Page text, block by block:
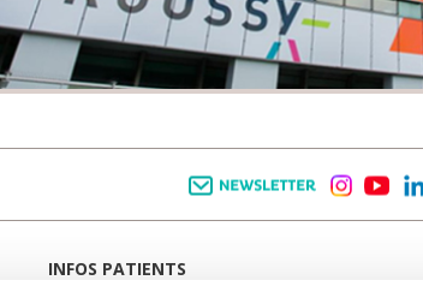
INFOS PATIENTS